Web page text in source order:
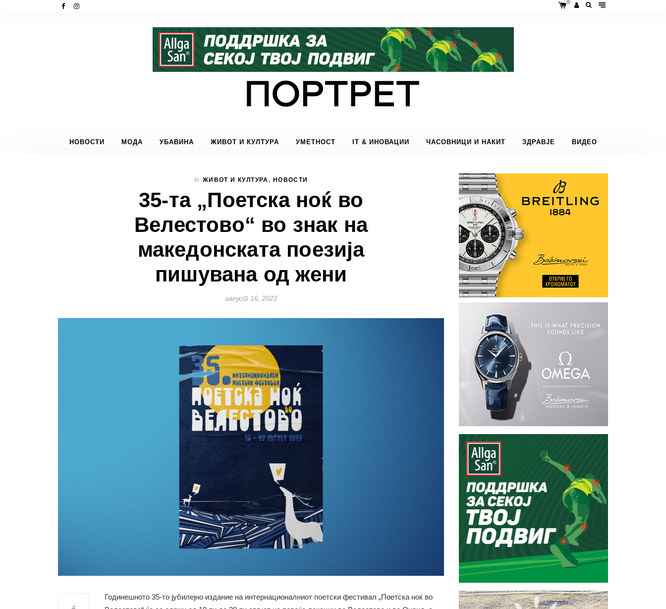
0
НОВОСТИ МОДА УБАВИНА ЖИВОТ И КУЛТУРА УМЕТНОСТ IT & ИНОВАЦИИ ЧАСОВНИЦИ И НАКИТ ЗДРАВЈЕ ВИДЕО
In ЖИВОТ И КУЛТУРА, НОВОСТИ
35-та „Поетска ноќ во
Велестово“ во знак на
македонската поезија
пишувана од жени
август 16, 2023
Годинешното 35-то јубилејно издание на интернационалниот поетски фестивал „Поетска ноќ во